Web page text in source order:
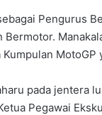
Pengurus
Bermotor.
MotoGP
pada jentera
Pegawai